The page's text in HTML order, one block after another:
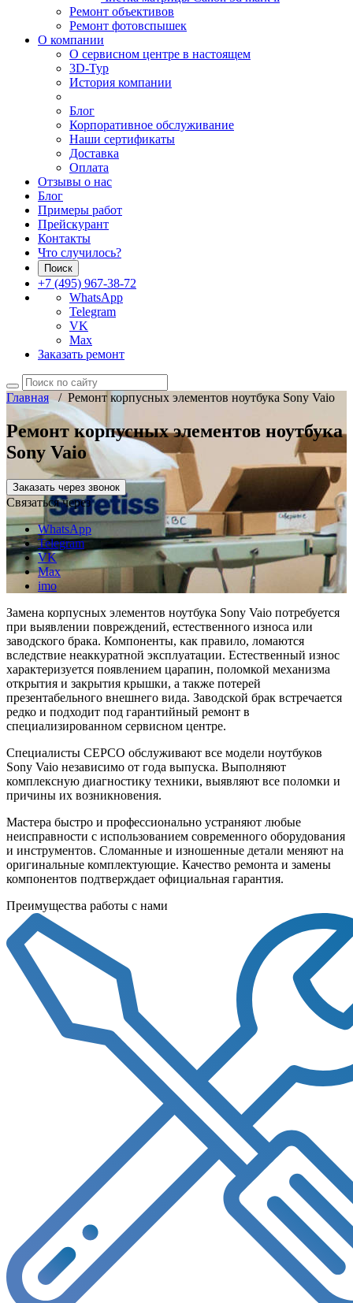
Ремонт объективов
Ремонт фотовспышек
О компании
О сервисном центре в настоящем
3D-Тур
История компании
Блог
Корпоративное обслуживание
Наши сертификаты
Доставка
Оплата
Отзывы о нас
Блог
Примеры работ
Прейскурант
Контакты
Что случилось?
Поиск
+7 (495) 967-38-72
WhatsApp
Telegram
VK
Max
Заказать ремонт
Главная/ Ремонт корпусных элементов ноутбука Sony Vaio
Ремонт корпусных элементов ноутбука
Sony Vaio
Заказать через звонок
Связаться через
WhatsApp
Telegram
VK
Max
imo
Замена корпусных элементов ноутбука Sony Vaio потребуется
при выявлении повреждений, естественного износа или
заводского брака. Компоненты, как правило, ломаются
вследствие неаккуратной эксплуатации. Естественный износ
характеризуется появлением царапин, поломкой механизма
открытия и закрытия крышки, а также потерей
презентабельного внешнего вида. Заводской брак встречается
редко и подходит под гарантийный ремонт в
специализированном сервисном центре.
Специалисты СЕРСО обслуживают все модели ноутбуков
Sony Vaio независимо от года выпуска. Выполняют
комплексную диагностику техники, выявляют все поломки и
причины их возникновения.
Мастера быстро и профессионально устраняют любые
неисправности с использованием современного оборудования
и инструментов. Сломанные и изношенные детали меняют на
оригинальные комплектующие. Качество ремонта и замены
компонентов подтверждает официальная гарантия.
Преимущества работы с нами